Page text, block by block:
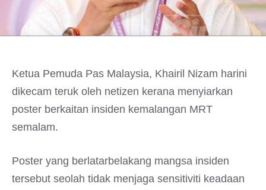
Ketua Pemuda Pas Malaysia, Khairil Nizam harini
dikecam teruk oleh netizen kerana menyiarkan
poster berkaitan insiden kemalangan MRT
semalam.
Poster yang berlatarbelakang mangsa insiden
tersebut seolah tidak menjaga sensitiviti keadaan